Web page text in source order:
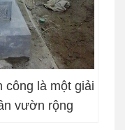
là một giải
vườn rộng